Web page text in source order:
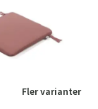
Fler varianter